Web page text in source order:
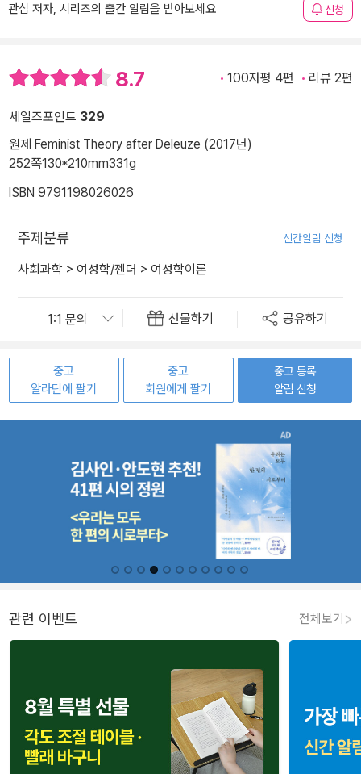
관심 저자, 시리즈의 출간 알림을 받아보세요 신청
8.7 100자평 4편 리뷰 2편
세일즈포인트 329
원제 Feminist Theory after Deleuze (2017년)
252쪽130*210mm331g
ISBN 9791198026026
주제분류 신간알림 신청
사회과학 > 여성학/젠더 > 여성학이론
선물하기 공유하기
중고
알라딘에 팔기
중고
회원에게 팔기
중고 등록
알림 신청
관련 이벤트 전체보기